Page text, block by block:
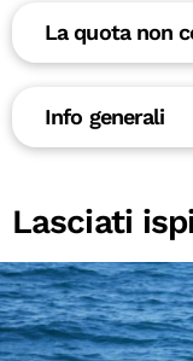
La quota non
Info generali
Lasciati